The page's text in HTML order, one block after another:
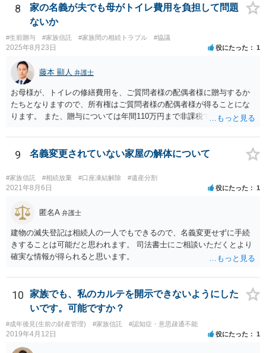
視野に入れておられる場合は、お近くの弁護士、できれば相続に強い
弁護士にご相談なさるとよいでしょう。
8
家の名義が夫でも母がトイレ費用を負担して問題
ないか
#生前贈与 #家族信託 #家族間の相続トラブル #協議
2025年8月23日 役にたった 1
藤本 顯人 弁護士
お母様が、トイレの修繕費用を、ご質問者様の配偶者様に贈与するか
たちとなりますので、所有権はご質問者様の配偶者様が得ることにな
ります。 また、贈与については年間110万円まで非課税であり、トイ
9 名義変更されていない家屋の解体について
#家族信託 #相続放棄 #口座凍結解除 #遺産分割
2021年8月6日 役にたった 1
匿名A 弁護士
建物の滅失登記は相続人の一人でもできるので、名義変更せずに手続
きすることは可能だと思われます。 司法書士にご相談いただくとより
確実な情報が得られると思います。
10
家族でも、私のカルテを開示できないようにした
いです。可能ですか？
#成年後見(生前の財産管理) #家族信託 #認知症・意思疎通不能
2019年4月12日 役にたった 1